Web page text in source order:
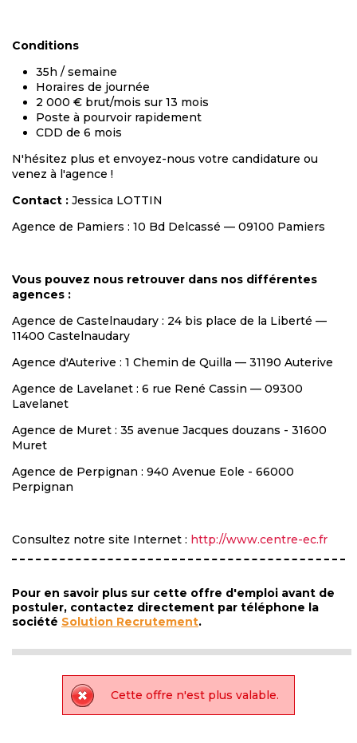
Conditions
35h / semaine
Horaires de journée
2 000 € brut/mois sur 13 mois
Poste à pourvoir rapidement
CDD de 6 mois
N'hésitez plus et envoyez-nous votre candidature ou
venez à l'agence !
Contact : Jessica LOTTIN
Agence de Pamiers : 10 Bd Delcassé — 09100 Pamiers
Vous pouvez nous retrouver dans nos différentes
agences :
Agence de Castelnaudary : 24 bis place de la Liberté —
11400 Castelnaudary
Agence d'Auterive : 1 Chemin de Quilla — 31190 Auterive
Agence de Lavelanet : 6 rue René Cassin — 09300
Lavelanet
Agence de Muret : 35 avenue Jacques douzans - 31600
Muret
Agence de Perpignan : 940 Avenue Eole - 66000
Perpignan
Consultez notre site Internet : http://www.centre-ec.fr
Pour en savoir plus sur cette offre d'emploi avant de
postuler, contactez directement par téléphone la
société Solution Recrutement.
Cette offre n'est plus valable.